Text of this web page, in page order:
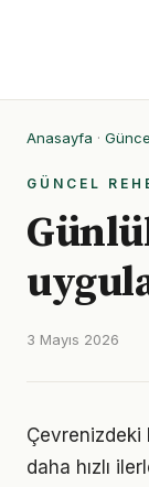
Anasayfa ·
GÜNCEL
3 Mayıs 2026
Çevrenizdeki
daha hızlı